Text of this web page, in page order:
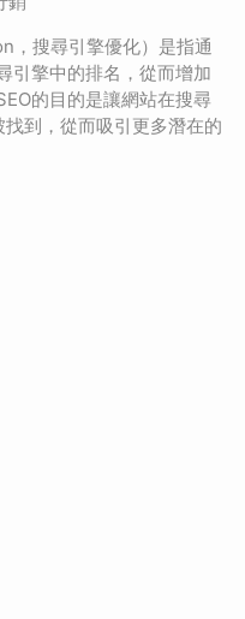
，搜尋引擎優化）是指通
引擎中的排名，從而增加
的目的是讓網站在搜尋
到，從而吸引更多潛在的